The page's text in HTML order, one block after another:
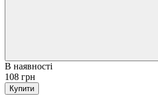
В наявності
108 грн
Купити